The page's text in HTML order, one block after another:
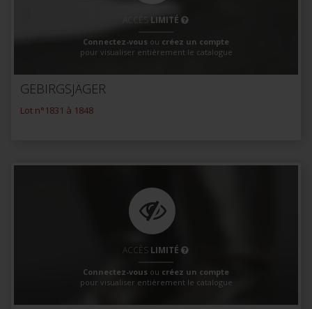
ACCÈS LIMITÉ
Connectez-vous ou créez un compte
pour visualiser entièrement le catalogue
GEBIRGSJÄGER
Lot n°1831 à 1848
ACCÈS LIMITÉ
Connectez-vous ou créez un compte
pour visualiser entièrement le catalogue